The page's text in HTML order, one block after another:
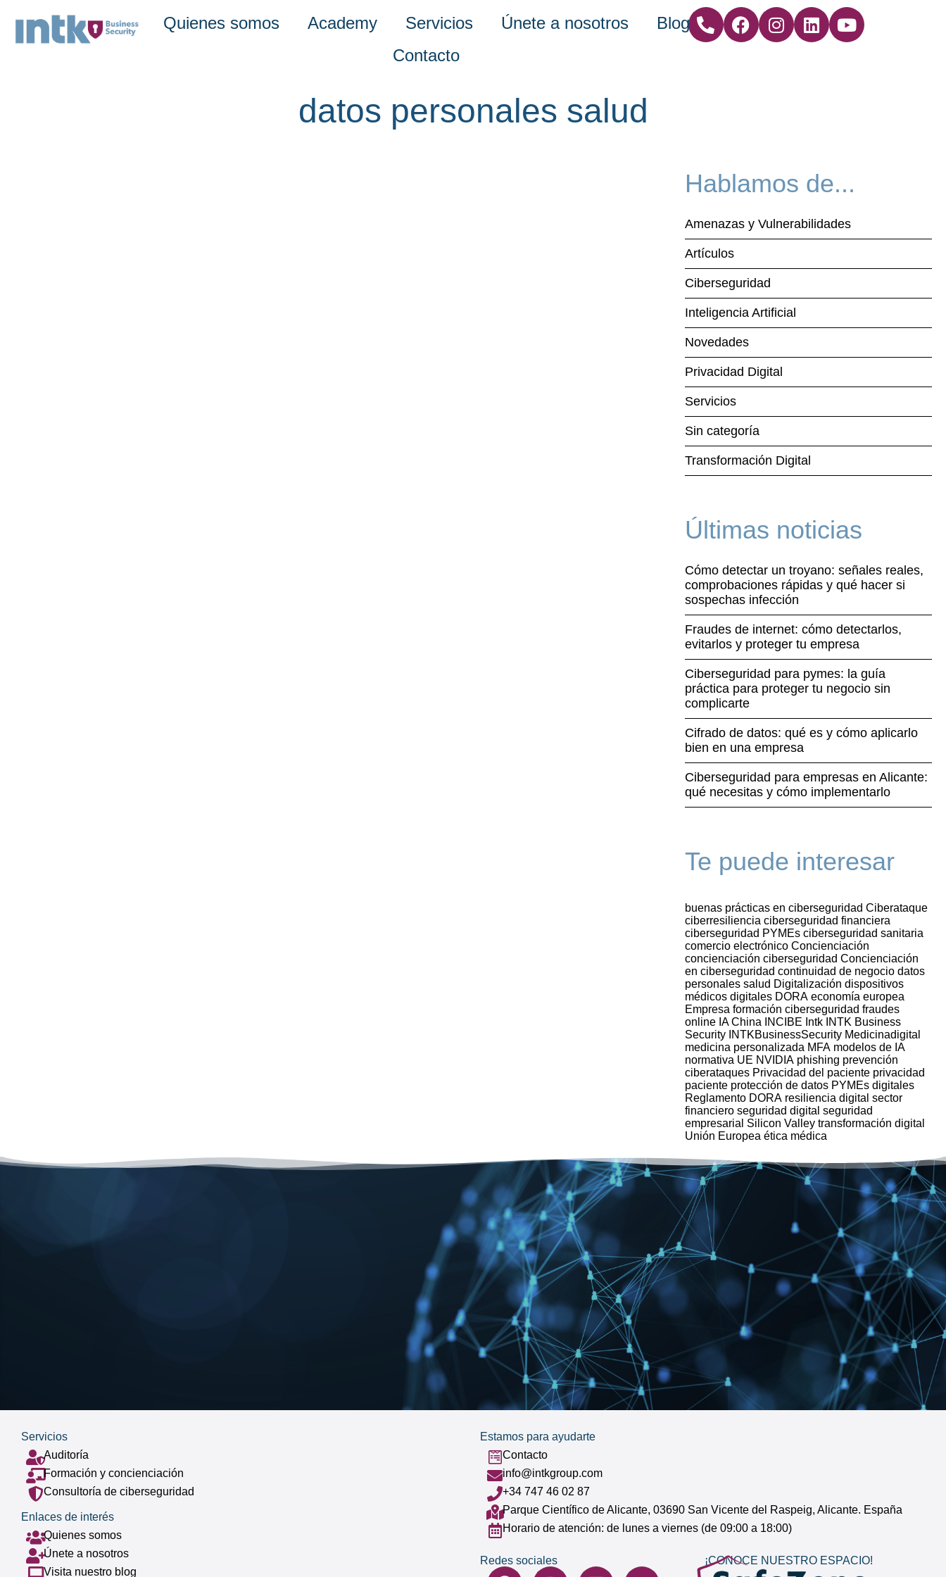
Quienes somos Academy Servicios Únete a nosotros
Blog
Contacto
datos personales salud
Hablamos de...
Amenazas y Vulnerabilidades
Artículos
Ciberseguridad
Inteligencia Artificial
Novedades
Privacidad Digital
Servicios
Sin categoría
Transformación Digital
Últimas noticias
Cómo detectar un troyano: señales reales,
comprobaciones rápidas y qué hacer si
sospechas infección
Fraudes de internet: cómo detectarlos,
evitarlos y proteger tu empresa
Ciberseguridad para pymes: la guía
práctica para proteger tu negocio sin
complicarte
Cifrado de datos: qué es y cómo aplicarlo
bien en una empresa
Ciberseguridad para empresas en Alicante:
qué necesitas y cómo implementarlo
Te puede interesar
buenas prácticas en ciberseguridad Ciberataque
ciberresiliencia ciberseguridad financiera
ciberseguridad PYMEs ciberseguridad sanitaria
comercio electrónico Concienciación
concienciación ciberseguridad Concienciación
en ciberseguridad continuidad de negocio datos
personales salud Digitalización dispositivos
médicos digitales DORA economía europea
Empresa formación ciberseguridad fraudes
online IA China INCIBE Intk INTK Business
Security INTKBusinessSecurity Medicinadigital
medicina personalizada MFA modelos de IA
normativa UE NVIDIA phishing prevención
ciberataques Privacidad del paciente privacidad
paciente protección de datos PYMEs digitales
Reglamento DORA resiliencia digital sector
financiero seguridad digital seguridad
empresarial Silicon Valley transformación digital
Unión Europea ética médica
Servicios
Auditoría
Formación y concienciación
Consultoría de ciberseguridad
Enlaces de interés
Quienes somos
Únete a nosotros
Visita nuestro blog
Estamos para ayudarte
Contacto
info@intkgroup.com
+34 747 46 02 87
Parque Científico de Alicante, 03690 San Vicente del Raspeig, Alicante. España
Horario de atención: de lunes a viernes (de 09:00 a 18:00)
Redes sociales ¡CONOCE NUESTRO ESPACIO!